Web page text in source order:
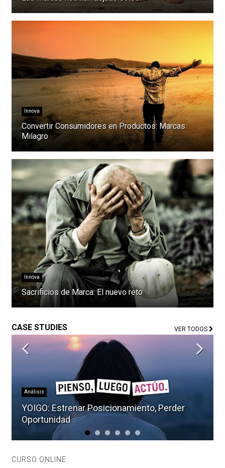
Innova
Convertir Consumidores en Productos: Marcas
Milagro
Innova
Sacrificios de Marca: El nuevo reto
CASE STUDIES VER TODOS
Análisis
Tono de Voz o Cómo matar una Marca
CURSO ONLINE